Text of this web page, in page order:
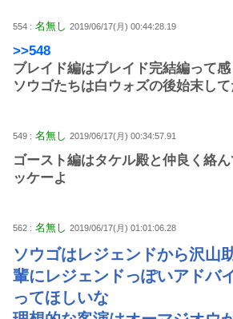
554 : 名無し 2019/06/17(月) 00:44:28.19
>>548
ブレイド編はブレイド完結編って
ソウゴたちは白ウォズの後始末し
549 : 名無し 2019/06/17(月) 00:34:57.91
ゴースト編はタケル殿と仲良く絡
ッケーよ
562 : 名無し 2019/06/17(月) 01:01:06.28
ソウゴはレジェンドから沢山
輩にレジェンドっぽいアドバ
ってほしいな